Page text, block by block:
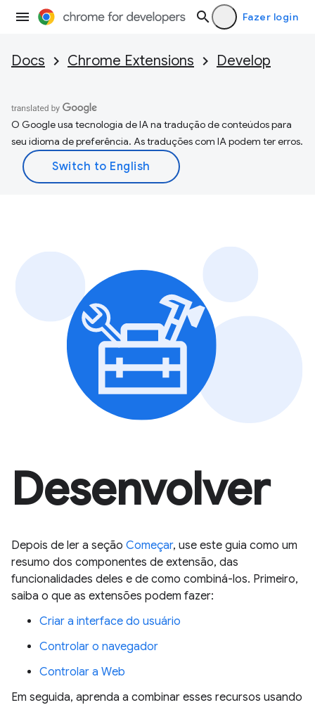
Fazer login
Docs Chrome Extensions Develop
O Google usa tecnologia de IA na tradução de conteúdos para
seu idioma de preferência. As traduções com IA podem ter erros.
Desenvolver
Depois de ler a seção Começar, use este guia como um
resumo dos componentes de extensão, das
funcionalidades deles e de como combiná-los. Primeiro,
saiba o que as extensões podem fazer:
Criar a interface do usuário
Controlar o navegador
Controlar a Web
Em seguida, aprenda a combinar esses recursos usando